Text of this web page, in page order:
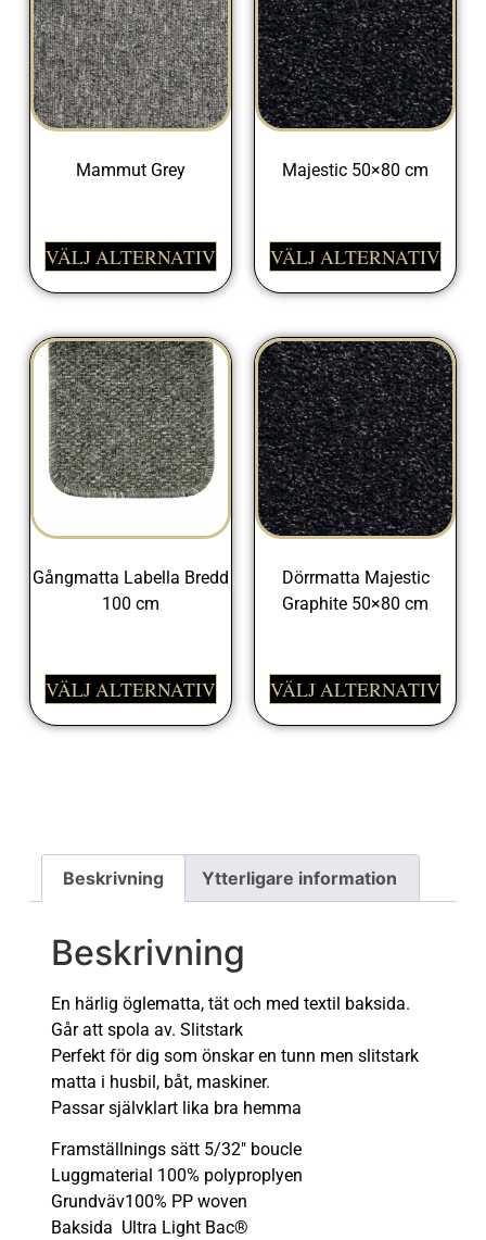
Mammut Grey
VÄLJ ALTERNATIV
Majestic 50×80 cm
VÄLJ ALTERNATIV
Gångmatta Labella Bredd
100 cm
VÄLJ ALTERNATIV
Dörrmatta Majestic
Graphite 50×80 cm
VÄLJ ALTERNATIV
Beskrivning Ytterligare information
Beskrivning
En härlig öglematta, tät och med textil baksida.
Går att spola av. Slitstark
Perfekt för dig som önskar en tunn men slitstark
matta i husbil, båt, maskiner.
Passar självklart lika bra hemma
Framställnings sätt 5/32″ boucle
Luggmaterial 100% polyproplyen
Grundväv100% PP woven
Baksida Ultra Light Bac®